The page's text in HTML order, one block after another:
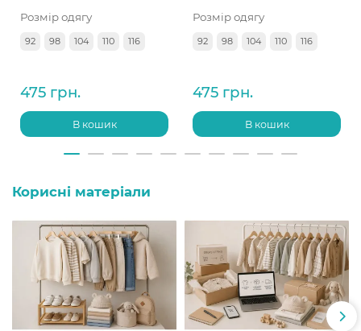
Розмір одягу
92 98 104 110 116
475 грн.
В кошик
Розмір одягу
92 98 104 110 116
475 грн.
В кошик
Корисні матеріали